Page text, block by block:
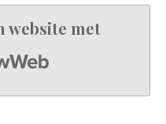
website met